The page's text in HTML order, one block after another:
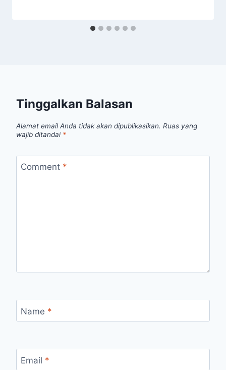
Tinggalkan Balasan
Alamat email Anda tidak akan dipublikasikan. Ruas yang
wajib ditandai *
Comment *
Name *
Email *